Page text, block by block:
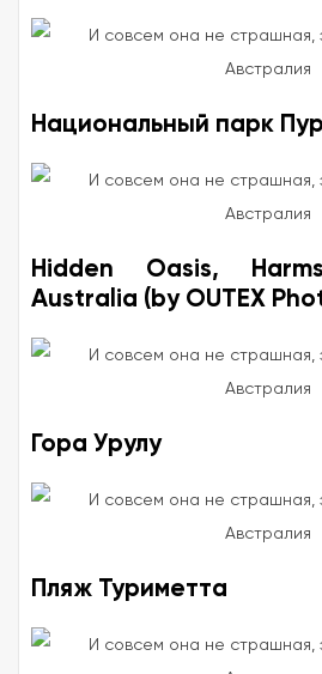
Национальный парк
Hidden Oasis,
Australia (by OUTEX
Гора Урулу
Пляж Туриметта